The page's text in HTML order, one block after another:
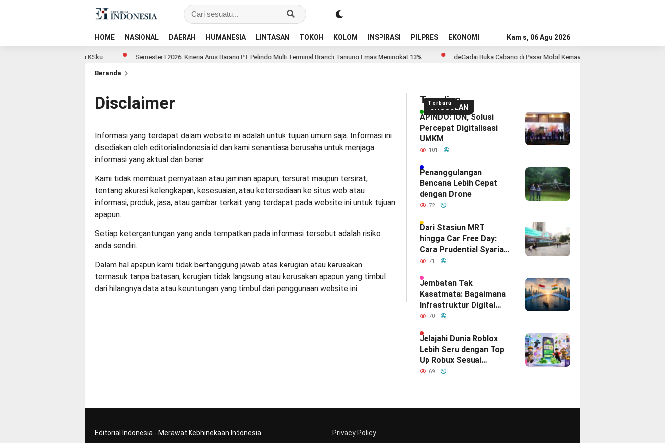
HOME NASIONAL DAERAH HUMANESIA LINTASAN TOKOH KOLOM INSPIRASI PILPRES EKONOMI Kamis, 06 Agu 2026
Lewat Mobile Banking KSku Semester I 2026, Kinerja Arus Barang PT Pelindo Multi Terminal Branch Tanjung Emas Meningkat 13% deGadai Buka Cabang di Pasar Mobil Kemayoran, Kucurkan Pinjaman hingga
Beranda
Disclaimer
Informasi yang terdapat dalam website ini adalah untuk tujuan umum saja. Informasi ini
disediakan oleh editorialindonesia.id dan kami senantiasa berusaha untuk menjaga
informasi yang aktual dan benar.
Kami tidak membuat pernyataan atau jaminan apapun, tersurat maupun tersirat,
tentang akurasi kelengkapan, kesesuaian, atau ketersediaan ke situs web atau
informasi, produk, jasa, atau gambar terkait yang terdapat pada website ini untuk tujuan
apapun.
Setiap ketergantungan yang anda tempatkan pada informasi tersebut adalah risiko
anda sendiri.
Dalam hal apapun kami tidak bertanggung jawab atas kerugian atau kerusakan
termasuk tanpa batasan, kerugian tidak langsung atau kerusakan apapun yang timbul
dari hilangnya data atau keuntungan yang timbul dari penggunaan website ini.
UNGGULAN
Terbaru
Trending
APINDO: ION, Solusi
Percepat Digitalisasi
UMKM
101
Penanggulangan
Bencana Lebih Cepat
dengan Drone
72
Dari Stasiun MRT
hingga Car Free Day:
Cara Prudential Syariah
Merayakan yang Nomor
Indonesia
71
Jembatan Tak
Kasatmata: Bagaimana
Infrastruktur Digital
Diam-Diam
Hubungan Indonesia–
India
70
Jelajahi Dunia Roblox
Lebih Seru dengan Top
Up Robux Sesuai
Kebutuhan
69
Privacy Policy
Editorial Indonesia - Merawat Kebhinekaan Indonesia